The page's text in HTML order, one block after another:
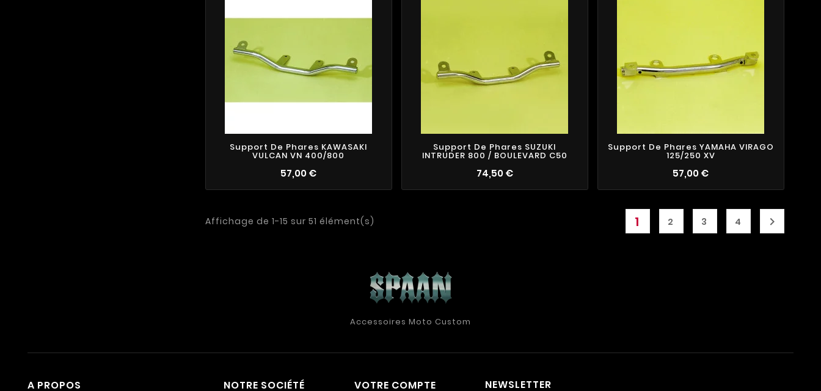
Support De Phares KAWASAKI
VULCAN VN 400/800
57,00 €
Support De Phares SUZUKI
INTRUDER 800 / BOULEVARD C50
74,50 €
Support De Phares YAMAHA VIRAGO
125/250 XV
57,00 €
Affichage de 1-15 sur 51 élément(s) 1 2 3 4 
Accessoires Moto Custom
A PROPOS NOTRE SOCIÉTÉ VOTRE COMPTE NEWSLETTER